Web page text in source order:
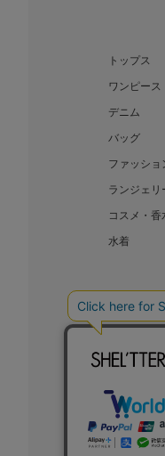
トップス
ワンピース
デニム
バッグ
ファッショ
ランジェリ
コスメ・香
水着
BAROQUE
COPYRIGHT